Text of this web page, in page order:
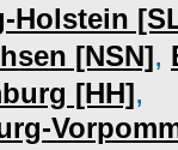
Holstein
[NSN],
[HH],